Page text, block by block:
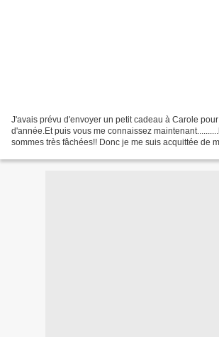
J'avais prévu d'envoyer un petit cadeau à Carole
d'année.Et puis vous me connaissez
sommes très fâchées!! Donc je me suis acquittée de